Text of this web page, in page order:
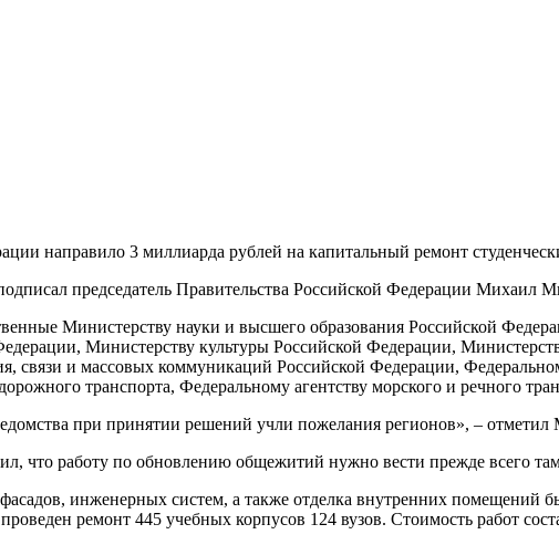
направило 3 миллиарда рублей на капитальный ремонт
председатель Правительства Российской Федерации Михаил
Министерству науки и высшего образования Российской
Министерству культуры Российской Федерации,
связи и массовых коммуникаций Российской Федерации,
транспорта, Федеральному агентству морского и речного
при принятии решений учли пожелания регионов», –
что работу по обновлению общежитий нужно вести прежде всего
инженерных систем, а также отделка внутренних помещений
ремонт 445 учебных корпусов 124 вузов. Стоимость работ